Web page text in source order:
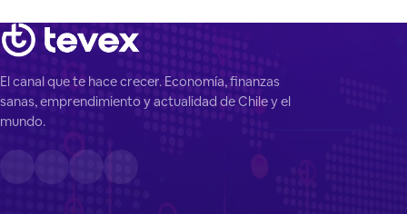
El canal que te hace crecer. Economía, finanzas
sanas, emprendimiento y actualidad de Chile y el
mundo.